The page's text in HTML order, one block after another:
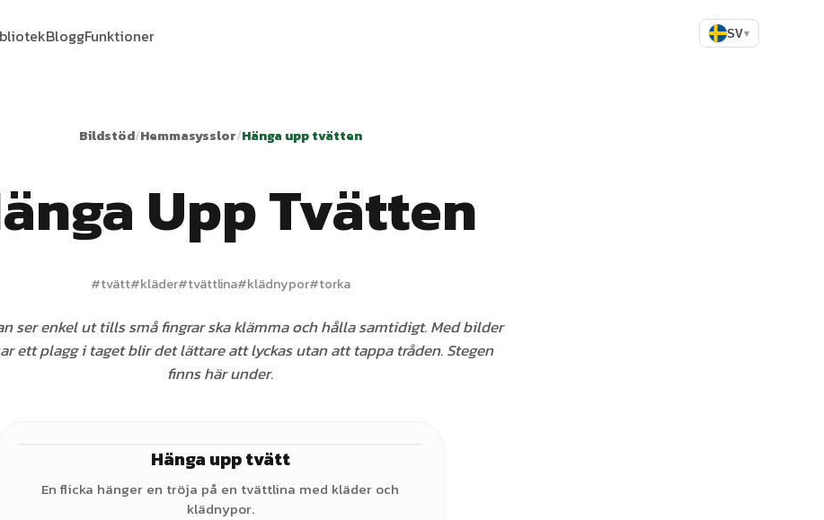
BloggFunktioner SV▾
Bildstöd/Hemmasysslor/Hänga upp tvätten
Upp Tvätten
#tvätt#kläder#tvättlina#klädnypor#torka
ser enkel ut tills små fingrar ska klämma och hålla samtidigt. Med bilder
ett plagg i taget blir det lättare att lyckas utan att tappa tråden. Stegen
finns här under.
Hänga upp tvätt
En flicka hänger en tröja på en tvättlina med kläder och
klädnypor.